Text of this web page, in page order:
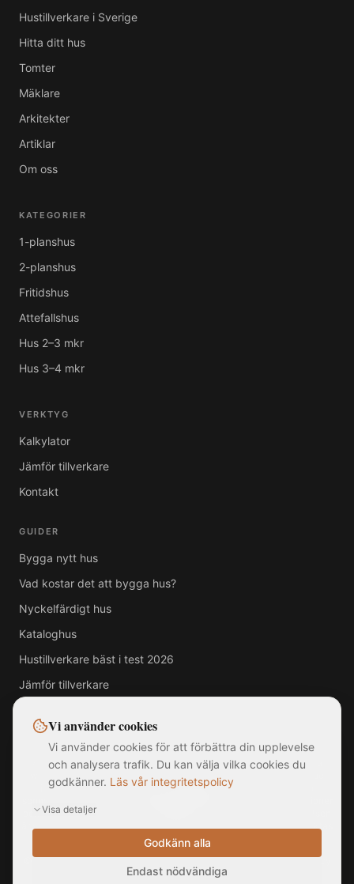
Hustillverkare i Sverige
Hitta ditt hus
Tomter
Mäklare
Arkitekter
Artiklar
Om oss
KATEGORIER
1-planshus
2-planshus
Fritidshus
Attefallshus
Hus 2–3 mkr
Hus 3–4 mkr
VERKTYG
Kalkylator
Jämför tillverkare
Kontakt
GUIDER
Bygga nytt hus
Vad kostar det att bygga hus?
Nyckelfärdigt hus
Kataloghus
Hustillverkare bäst i test 2026
Jämför tillverkare
Alla varumärken, logotyper och företagsnamn som visas på denna
webbplats tillhör respektive ägare. MittNyaHus.se är en oberoende
jämförelsetjänst utan officiell koppling till, samarbete med eller
och kan avvika från faktiska produkter. Informationen på webbplatsen
är sammanställd från offentligt tillgängliga källor och ska inte betraktas
som rådgivning.
©2026MittNyaHus.se — Alla rättigheter förbehållna|Integritetspolicy
Vi använder cookies
Vi använder cookies för att förbättra din upplevelse
och analysera trafik. Du kan välja vilka cookies du
godkänner. Läs vår integritetspolicy
Visa detaljer
Godkänn alla
Endast nödvändiga